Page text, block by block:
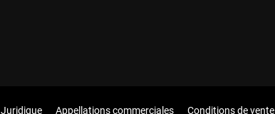
Juridique Appellations commerciales Conditions de vente